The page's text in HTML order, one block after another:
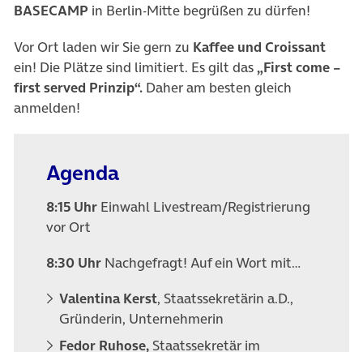
BASECAMP in Berlin-Mitte begrüßen zu dürfen!
Vor Ort laden wir Sie gern zu Kaffee und Croissant
ein! Die Plätze sind limitiert. Es gilt das„First come –
first served Prinzip“. Daher am besten gleich
anmelden!
Agenda
8:15 Uhr Einwahl Livestream/Registrierung
vor Ort
8:30 Uhr Nachgefragt! Auf ein Wort mit…
Valentina Kerst, Staatssekretärin a.D.,
Gründerin, Unternehmerin
Fedor Ruhose, Staatssekretär im